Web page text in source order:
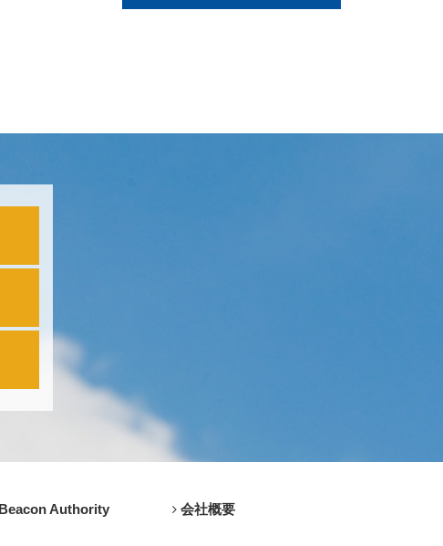
Beacon Authority 会社概要